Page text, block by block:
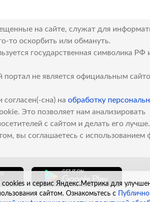
на сайте, служат для
то оскорбить или обмануть.
государственная символика РФ
не является официальным
согласен(-сна) на обработку
Это позволяет нам анализировать
с сайтом и делать его
вы соглашаетесь с использованием
и сервис Яндекс.Метрика для
сайтом. Ознакомьтесь с